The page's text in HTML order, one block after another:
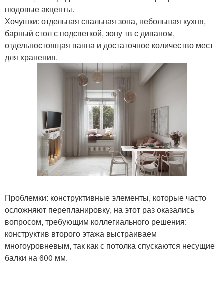
нюдовые акценты.
Хочушки: отдельная спальная зона, небольшая кухня,
барный стол с подсветкой, зону тв с диваном,
отдельностоящая ванна и достаточное количество мест
для хранения.
Проблемки: конструктивные элементы, которые часто
осложняют перепланировку, на этот раз оказались
вопросом, требующим коллегиального решения:
конструктив второго этажа выстраиваем
многоуровневым, так как с потолка спускаются несущие
балки на 600 мм.